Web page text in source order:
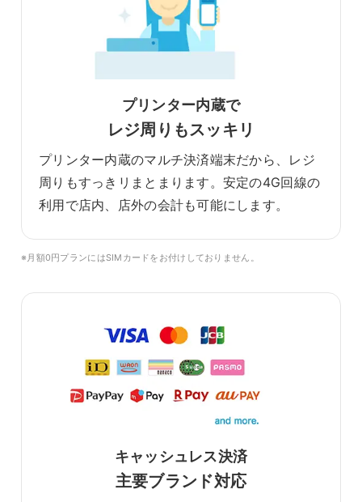
プリンター内蔵で
レジ周りもスッキリ
プリンター内蔵のマルチ決済端末だから、レジ
周りもすっきリまとまります。安定の4G回線の
利用で店内、店外の会計も可能にします。
※月額0円プランにはSIMカードをお付けしておりません。
キャッシュレス決済
主要ブランド対応